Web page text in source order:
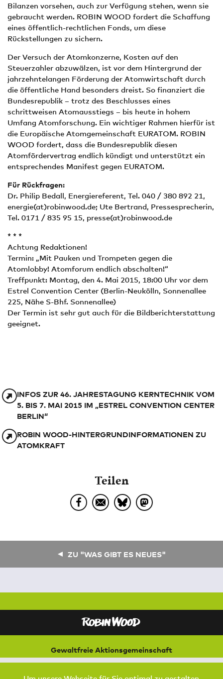
Bilanzen vorsehen, auch zur Verfügung stehen, wenn sie
gebraucht werden. ROBIN WOOD fordert die Schaffung
eines öffentlich-rechtlichen Fonds, um diese
Rückstellungen zu sichern.
Der Versuch der Atomkonzerne, Kosten auf den
Steuerzahler abzuwälzen, ist vor dem Hintergrund der
jahrzehntelangen Förderung der Atomwirtschaft durch
die öffentliche Hand besonders dreist. So finanziert die
Bundesrepublik – trotz des Beschlusses eines
schrittweisen Atomausstiegs – bis heute in hohem
Umfang Atomforschung. Ein wichtiger Rahmen hierfür ist
die Europäische Atomgemeinschaft EURATOM. ROBIN
WOOD fordert, dass die Bundesrepublik diesen
Atomfördervertrag endlich kündigt und unterstützt ein
entsprechendes Manifest gegen EURATOM.
Für Rückfragen:
Dr. Philip Bedall, Energiereferent, Tel. 040 / 380 892 21,
energie(at)robinwood.de; Ute Bertrand, Pressesprecherin,
Tel. 0171 / 835 95 15, presse(at)robinwood.de
* * *
Achtung Redaktionen!
Termin: „Mit Pauken und Trompeten gegen die
Atomlobby! Atomforum endlich abschalten!“
Treffpunkt: Montag, den 4. Mai 2015, 18:00 Uhr vor dem
Estrel Convention Center (Berlin-Neukölln, Sonnenallee
225, Nähe S-Bhf. Sonnenallee)
Der Termin ist sehr gut auch für die Bildberichterstattung
geeignet.
INFOS ZUR 46. JAHRESTAGUNG KERNTECHNIK VOM
5. BIS 7. MAI 2015 IM „ESTREL CONVENTION CENTER
BERLIN“
ROBIN WOOD-HINTERGRUNDINFORMATIONEN ZU
ATOMKRAFT
Teilen
ZU "WAS GIBT ES NEUES"
Gewaltfreie Aktionsgemeinschaft
für Natur und Umwelt